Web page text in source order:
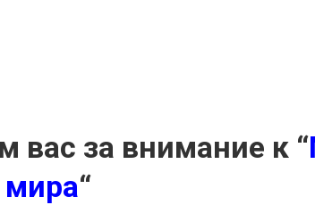
вас за внимание к “
“